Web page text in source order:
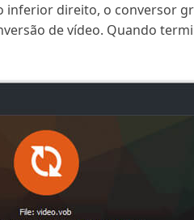
direito, o conversor
de vídeo. Quando